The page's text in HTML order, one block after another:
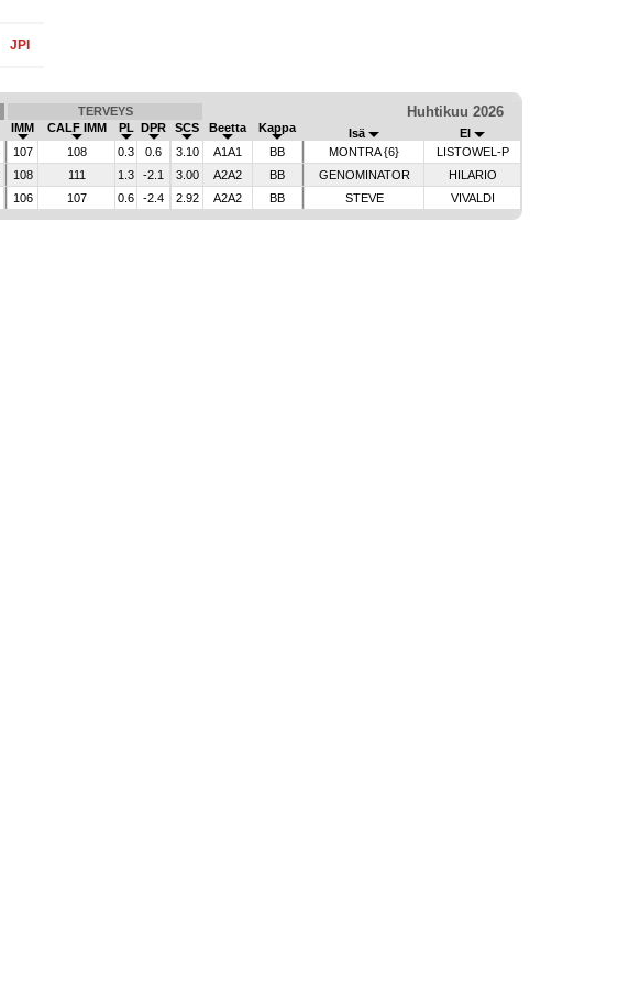
JPI
TERVEYS Huhtikuu 2026
IMM CALF IMM PL DPR SCS Beetta Kappa Isä
EI
107 108 0.3 0.6 3.10 A1A1 BB MONTRA {6}
LISTOWEL-P
108 111 1.3 -2.1 3.00 A2A2 BB GENOMINATOR
HILARIO
106 107 0.6 -2.4 2.92 A2A2 BB STEVE VIVALDI